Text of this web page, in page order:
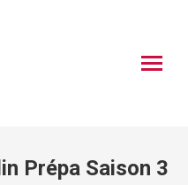
Prépa Saison 3